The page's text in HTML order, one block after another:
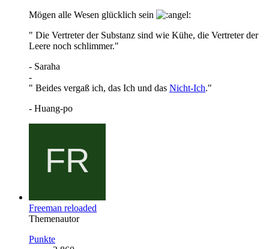
Mögen alle Wesen glücklich sein
" Die Vertreter der Substanz sind wie Kühe, die Vertreter der
Leere noch schlimmer."
- Saraha
-
" Beides vergaß ich, das Ich und das Nicht-Ich."
- Huang-po
Freeman reloaded
Themenautor
Punkte